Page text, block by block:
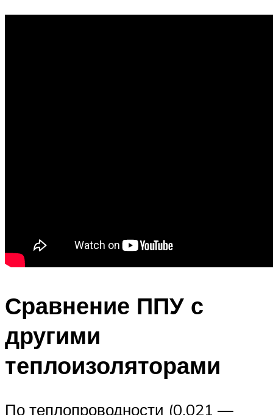
Сравнение ППУ с
другими
теплоизоляторами
По теплопроводности (0,021 —